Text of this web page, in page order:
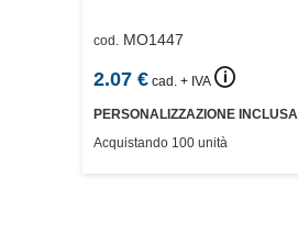
cod. MO1447
2.07 € cad. + IVA 🛈
PERSONALIZZAZIONE INCLUSA
Acquistando 100 unità